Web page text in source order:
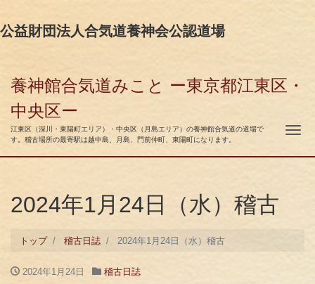
公益財団法人合気道養神会公認道場
養神館合気道みこと ー東京都江東区・
中央区ー
江東区（深川・東陽町エリア）・中央区（月島エリア）の養神館合気道の道場で
す。稽古場所の最寄駅は越中島、月島、門前仲町、東陽町になります。
ナ
2024年1月24日（水）稽古
トップ 稽古日誌 2024年1月24日（水）稽古
2024年1月24日 稽古日誌